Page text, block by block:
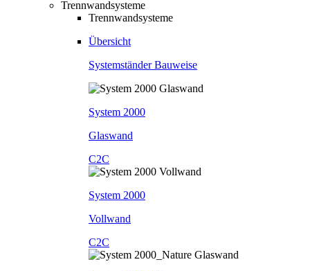
Trennwandsysteme
Trennwandsysteme
Übersicht
Systemständer Bauweise
System 2000
Glaswand
C2C
System 2000
Vollwand
C2C